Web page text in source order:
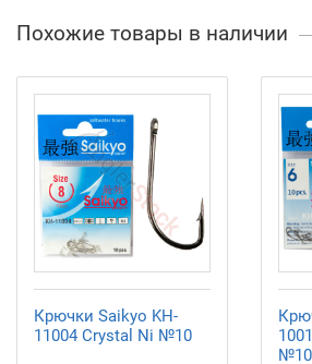
Похожие товары в наличии
Крючки Saikyo KH-
11004 Crystal Ni №10
№10